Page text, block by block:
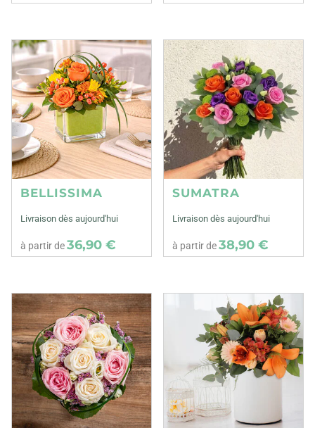
BELLISSIMA
Livraison dès aujourd'hui
à partir de36,90 €
SUMATRA
Livraison dès aujourd'hui
à partir de38,90 €